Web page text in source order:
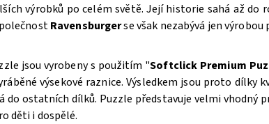
výrobků po celém světě. Její historie sahá až do
Ravensburgerse však nezabývá jen
jsou vyrobeny s použitím "Softclick Premium
výsekové raznice. Výsledkem jsou proto dílky
do ostatních dílků. Puzzle představuje velmi vhodný
děti i dospělé.